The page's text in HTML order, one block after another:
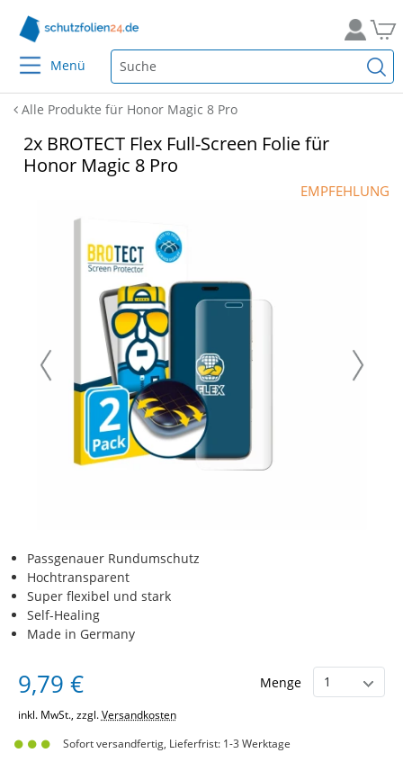
Menü
Alle Produkte für Honor Magic 8 Pro
2x BROTECT Flex Full-Screen Folie für
Honor Magic 8 Pro
EMPFEHLUNG
Passgenauer Rundumschutz
Hochtransparent
Super flexibel und stark
Self-Healing
Made in Germany
9,79 € Menge
inkl. MwSt., zzgl.Versandkosten
Sofort versandfertig, Lieferfrist: 1-3 Werktage